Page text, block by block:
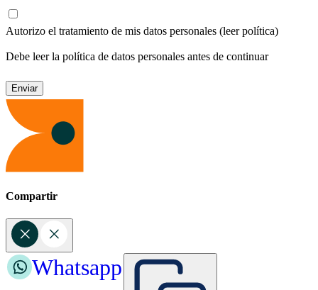
Autorizo el tratamiento de mis datos personales (leer política)
Debe leer la política de datos personales antes de continuar
Compartir
Whatsapp